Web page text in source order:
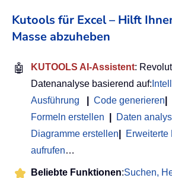
Kutools für Excel – Hilft
Masse abzuheben
🤖 KUTOOLS AI-Assistent:
Datenanalyse basierend auf:
Ausführung
Code generieren
Formeln erstellen
Daten
Diagramme erstellen
Erweiterte
aufrufen…
Beliebte Funktionen:Suchen,